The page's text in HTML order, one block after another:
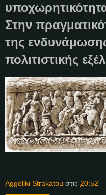
Στην
της
πολιτιστικής
Aggeliki Strakatou στις 20:52